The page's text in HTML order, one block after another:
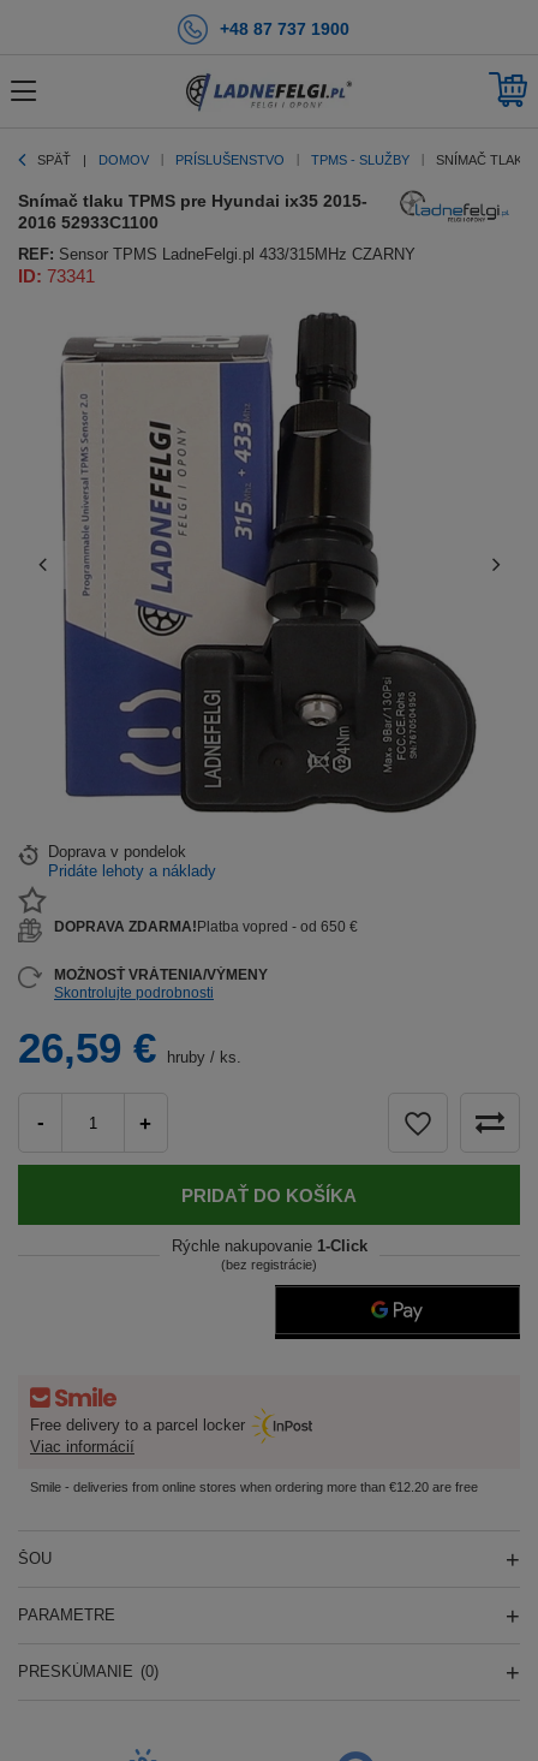
+48 87 737 1900
SPÄŤ DOMOV PRÍSLUŠENSTVO TPMS - SLUŽBY SNÍMAČ TLAKU
Snímač tlaku TPMS pre Hyundai ix35 2015-
2016 52933C1100
REF: Sensor TPMS LadneFelgi.pl 433/315MHz CZARNY
ID: 73341
26,59 € hruby / ks.
- +
PRIDAŤ DO KOŠÍKA
Rýchle nakupovanie 1-Click
(bez registrácie)
Doprava v pondelok
Pridáte lehoty a náklady
DOPRAVA ZDARMA! Platba vopred - od 650 €
MOŽNOSŤ VRÁTENIA/VÝMENY
Skontrolujte podrobnosti
Free delivery to a parcel locker
Viac informácií
Smile - deliveries from online stores when ordering more than €12.20 are free
ŠOU
PARAMETRE
PRESKÚMANIE (0)